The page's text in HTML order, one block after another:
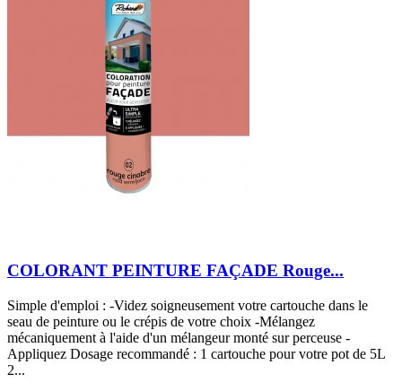
COLORANT PEINTURE FAÇADE Rouge...
Simple d'emploi : -Videz soigneusement votre cartouche dans le
seau de peinture ou le crépis de votre choix -Mélangez
mécaniquement à l'aide d'un mélangeur monté sur perceuse -
Appliquez Dosage recommandé : 1 cartouche pour votre pot de 5L
2...